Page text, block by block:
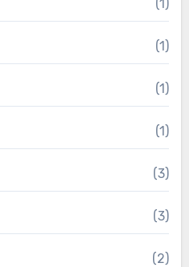
(1)
(1)
(1)
(1)
(3)
(3)
(2)